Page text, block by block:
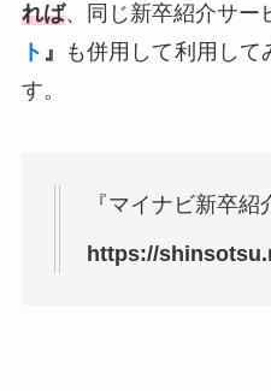
れば、同じ新卒紹介サー
ト 』 も併用して利用して
す。
『マイナビ新卒紹
https://